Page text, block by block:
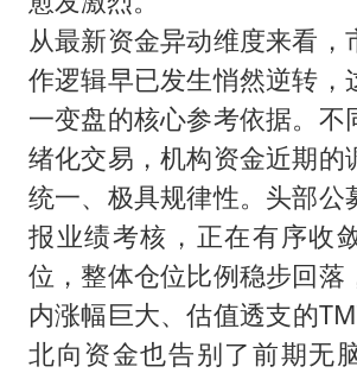
从最新资金异动维度来看，
作逻辑早已发生悄然逆转，
一变盘的核心参考依据。不
绪化交易，机构资金近期的
统一、极具规律性。头部公
报业绩考核，正在有序收
位，整体仓位比例稳步回落
内涨幅巨大、估值透支的
北向资金也告别了前期无